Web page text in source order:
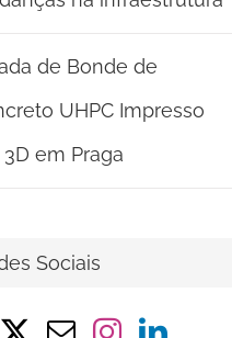
de Bonde de
UHPC Impresso
em Praga
Sociais